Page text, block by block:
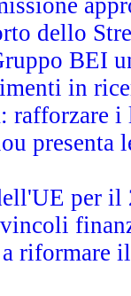
dello
BEI
in
rafforzare
per il
riformare